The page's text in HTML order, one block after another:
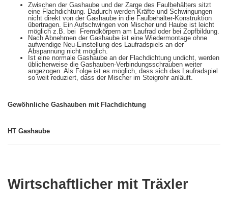
Zwischen der Gashaube und der Zarge des Faulbehälters sitzt
eine Flachdichtung. Dadurch werden Kräfte und Schwingungen
nicht direkt von der Gashaube in die Faulbehälter-Konstruktion
übertragen. Ein Aufschwingen von Mischer und Haube ist leicht
möglich z.B. bei Fremdkörpern am Laufrad oder bei Zopfbildung.
Nach Abnehmen der Gashaube ist eine Wiedermontage ohne
aufwendige Neu-Einstellung des Laufradspiels an der
Abspannung nicht möglich.
Ist eine normale Gashaube an der Flachdichtung undicht, werden
üblicherweise die Gashauben-Verbindungsschrauben weiter
angezogen. Als Folge ist es möglich, dass sich das Laufradspiel
so weit reduziert, dass der Mischer im Steigrohr anläuft.
Gewöhnliche Gashauben mit Flachdichtung
HT Gashaube
Wirtschaftlicher mit Träxler